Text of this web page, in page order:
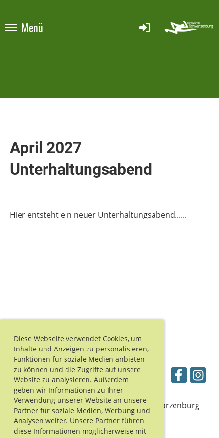
Diese Webseite verwendet Cookies, um
Inhalte und Anzeigen zu personalisieren,
Funktionen für soziale Medien anbieten
zu können und die Zugriffe auf unsere
Website zu analysieren. Außerdem
geben wir Informationen zu Ihrer
Verwendung unserer Website an unsere
Partner für soziale Medien, Werbung und
Analysen weiter. Unsere Partner führen
diese Informationen möglicherweise mit
Menü
April 2027
Unterhaltungsabend
Hier entsteht ein neuer Unterhaltungsabend......
© Turnverein Schwarzenburg